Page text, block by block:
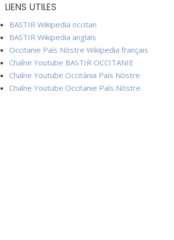
LIENS UTILES
BASTIR Wikipedia occitan
BASTIR Wikipedia anglais
Occitanie País Nòstre Wikipedia français
Chaîne Youtube BASTIR OCCITANIE
Chaîne Youtube Occitània País Nòstre
Chaîne Youtube Occitanie País Nòstre